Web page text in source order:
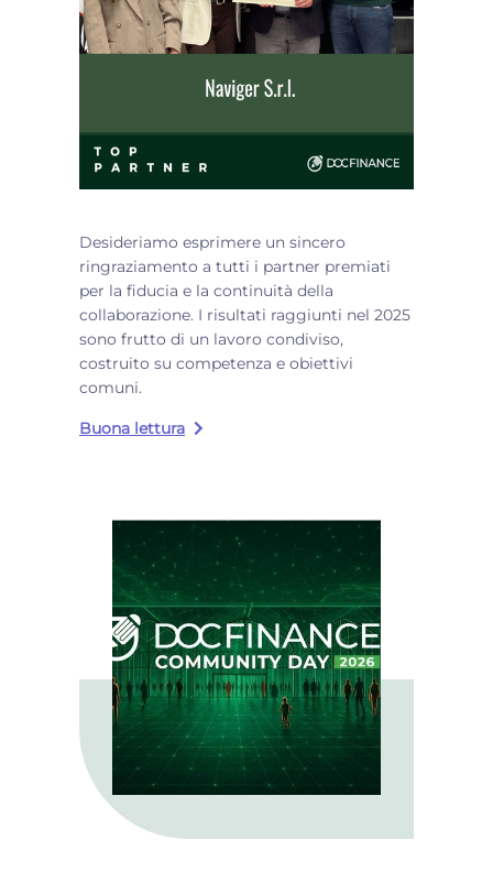
Desideriamo esprimere un sincero
ringraziamento a tutti i partner premiati
per la fiducia e la continuità della
collaborazione. I risultati raggiunti nel 2025
sono frutto di un lavoro condiviso,
costruito su competenza e obiettivi
comuni.
Buona lettura